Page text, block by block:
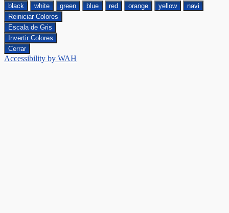
black
white green blue red orange yellow
navi
Reiniciar Colores
Escala de Gris
Invertir Colores
Cerrar
Accessibility by WAH